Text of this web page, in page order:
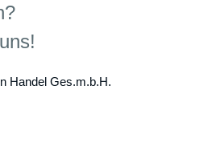
Handel Ges.m.b.H.